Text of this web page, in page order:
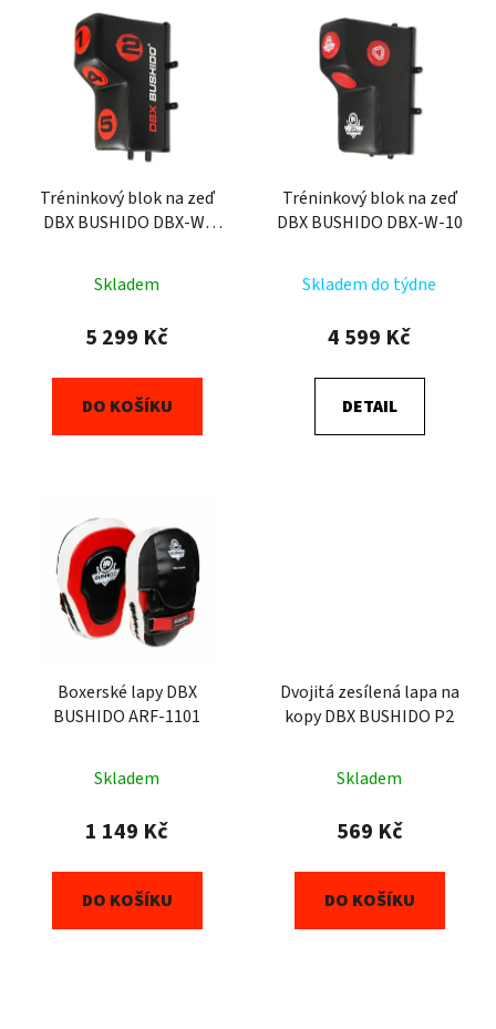
Tréninkový blok na zeď
DBX BUSHIDO DBX-W-
Skladem
5 299 Kč
DO KOŠÍKU
Tréninkový blok na zeď
DBX BUSHIDO DBX-W-10
Skladem do týdne
4 599 Kč
DETAIL
Boxerské lapy DBX
BUSHIDO ARF-1101
Skladem
1 149 Kč
DO KOŠÍKU
Dvojitá zesílená lapa na
kopy DBX BUSHIDO P2
Skladem
569 Kč
DO KOŠÍKU